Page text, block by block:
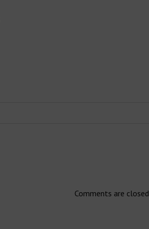
Comments are closed